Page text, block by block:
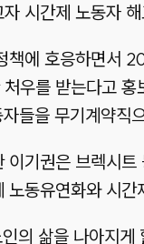
시간제 노동자
책에 호응하면서
우를 받는다고
들을 무기계약직
기권은 브렉시
동유연화와 시
의 삶을 나아지